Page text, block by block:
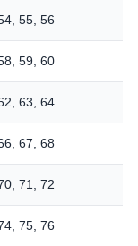
55, 56
59, 60
63, 64
67, 68
71, 72
75, 76